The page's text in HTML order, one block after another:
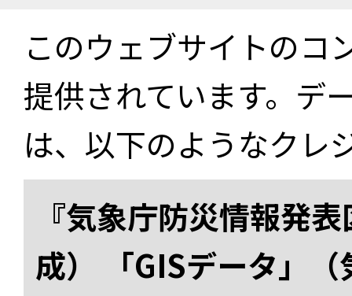
このウェブサイトのコ
提供されています。デ
は、以下のようなクレ
『気象庁防災情報発
成） 「GISデータ」